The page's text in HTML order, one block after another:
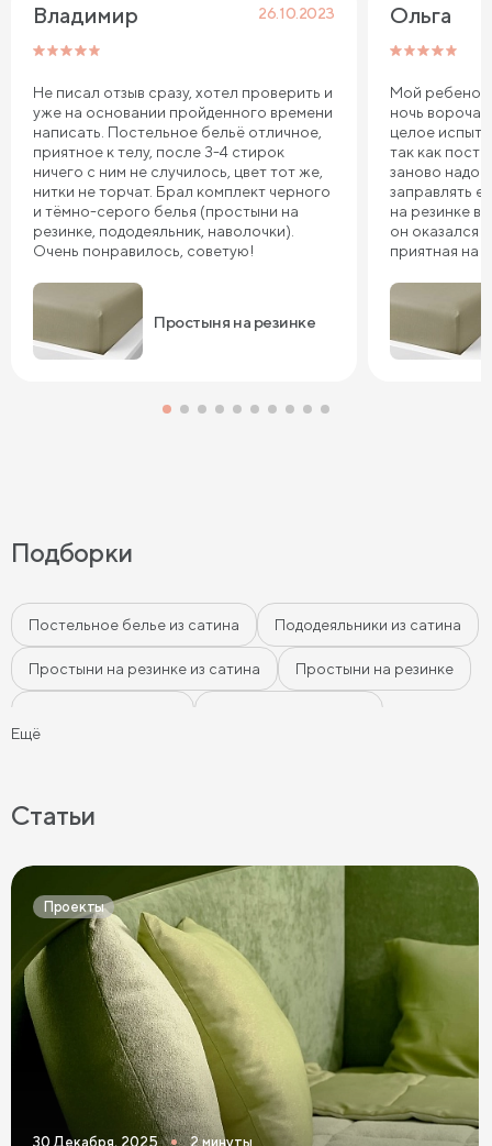
Владимир 26.10.2023
Не писал отзыв сразу, хотел проверить и
уже на основании пройденного времени
написать. Постельное бельё отличное,
приятное к телу, после 3-4 стирок
ничего с ним не случилось, цвет тот же,
нитки не торчат. Брал комплект черного
и тёмно-серого белья (простыни на
резинке, пододеяльник, наволочки).
Очень понравилось, советую!
Простыня на резинке
Ольга
Мой ребенок
ночь
целое
так как
заново надо
заправлять
на резинке в
он оказался
приятная на
Подборки
Постельное белье из сатина Пододеяльники из сатина
Простыни на резинке из сатина Простыни на резинке
Простыни на высокие матрасы
Ещё
Статьи
Проекты
30 Декабря, 2025 2 минуты